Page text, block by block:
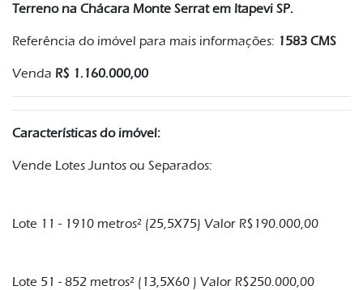
Terreno na Chácara Monte Serrat em Itapevi SP.
Referência do imóvel para mais informações: 1583 CMS
Venda R$ 1.160.000,00
Características do imóvel:
Vende Lotes Juntos ou Separados:
Lote 11 - 1910 metros² (25,5X75) Valor R$190.000,00
Lote 51 - 852 metros² (13,5X60 ) Valor R$250.000,00